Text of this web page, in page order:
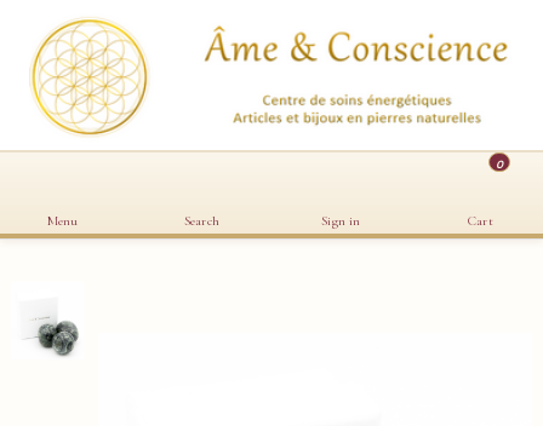
Menu Search Sign in
0
Cart